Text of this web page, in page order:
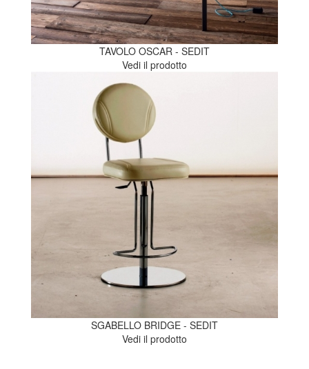
TAVOLO OSCAR - SEDIT
Vedi il prodotto
SGABELLO BRIDGE - SEDIT
Vedi il prodotto